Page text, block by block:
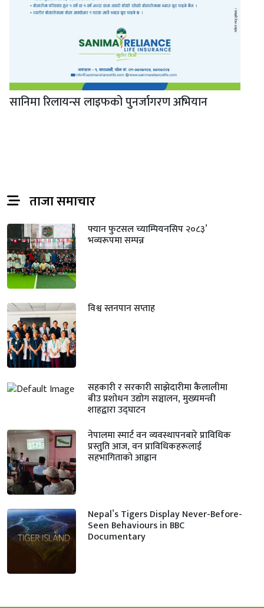
सानिमा रिलायन्स लाइफको पुनर्जागरण अभियान
ताजा समाचार
फ्यान फुटसल च्याम्पियनसिप २०८३’
भव्यरूपमा सम्पन्न
विश्व स्तनपान सप्ताह
सहकारी र सरकारी साझेदारीमा कैलालीमा
बीउ प्रशोधन उद्योग सञ्चालन, मुख्यमन्त्री
शाहद्वारा उद्घाटन
नेपालमा स्मार्ट वन व्यवस्थापनबारे प्राविधिक
प्रस्तुति आज, वन प्राविधिकहरूलाई
सहभागिताको आह्वान
Nepal’s Tigers Display Never-Before-
Seen Behaviours in BBC
Documentary